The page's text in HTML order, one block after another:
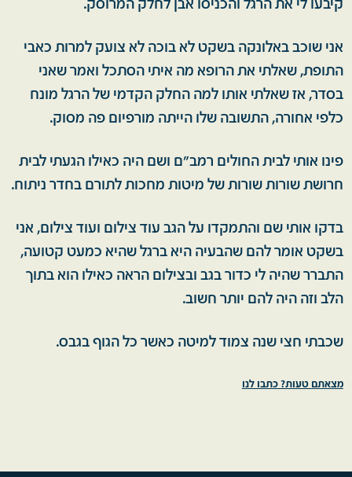
קיבעו לי את הרגל והכניסו אבן לחלק המרוסק.
אני שוכב באלונקה בשקט לא בוכה לא צועק למרות כאבי
התופת, שאלתי את הרופא מה איתי הסתכל ואמר שאני
בסדר, אז שאלתי אותו למה החלק הקדמי של הרגל מונח
כלפי אחורה, התשובה שלו הייתה מורפיום פה מסוק.
פינו אותי לבית החולים רמב"ם ושם היה כאילו הגעתי לבית
חרושת שורות שורות של מיטות מחכות לתורם בחדר ניתוח.
בדקו אותי שם והתמקדו על הגב עוד צילום ועוד צילום, אני
בשקט אומר להם שהבעיה היא ברגל שהיא כמעט קטועה,
התברר שהיה לי כדור בגב ובצילום הראה כאילו הוא בתוך
הלב וזה היה להם יותר חשוב.
שכבתי חצי שנה צמוד למיטה כאשר כל הגוף בגבס.
מצאתם טעות? כתבו לנו